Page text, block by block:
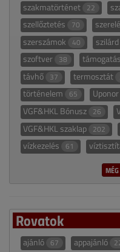
szakmatörténet 22
szellőztetés 70
szerszámok 40
szoftver 38 támogatás
távhő 37 termosztát
történelem 65 Uponor
VGF&HKL Bónusz 26
VGF&HKL szaklap 202
vízkezelés 61
Rovatok
ajánló 67 appajánló